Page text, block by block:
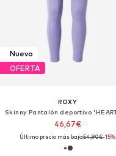
Nuevo
OFERTA
ROXY
46,67€
Último precio más bajo:54,90€-15%